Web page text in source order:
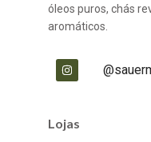
óleos puros, chás
aromáticos.
Lojas